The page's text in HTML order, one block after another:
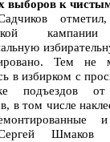
выборов к
Тем не
в избирком с
подъездов от
в том числе